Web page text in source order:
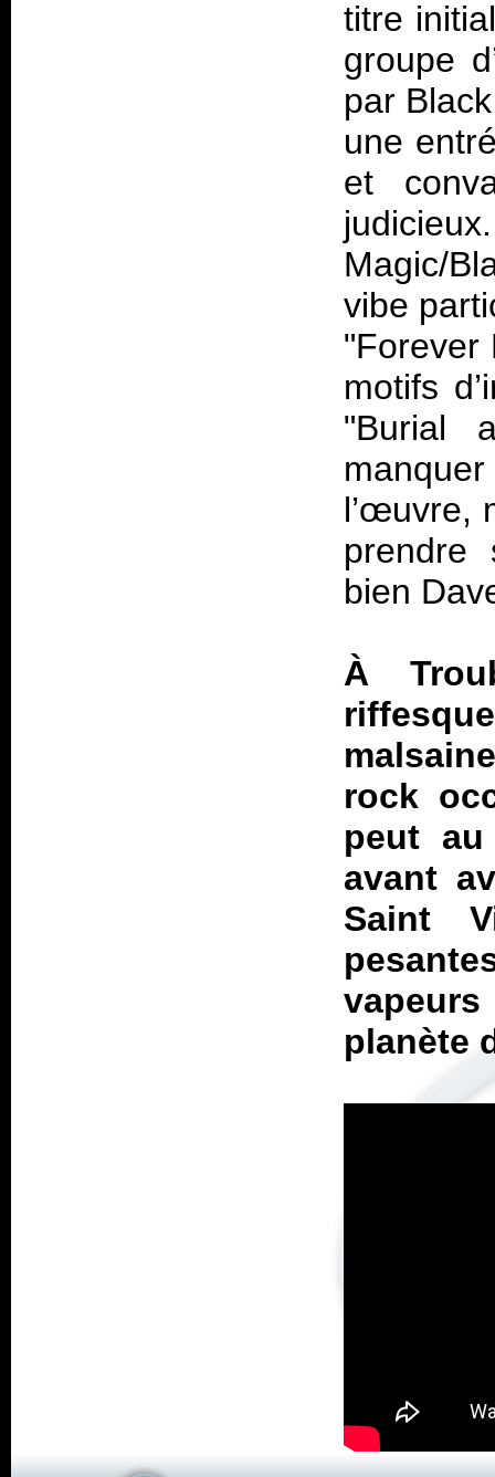
titre
groupe
par
une
et
Magic/
vibe
"Forever
motifs
"Burial
l’œuvre,
prendre
bien
À
rock
peut
avant
Saint
planète